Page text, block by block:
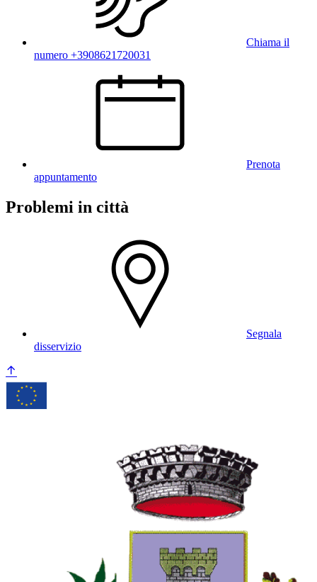
Chiama il
numero +3908621720031
Prenota
appuntamento
Problemi in città
Segnala
disservizio